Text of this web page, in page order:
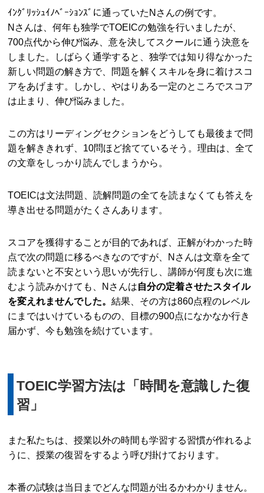
ｲﾝｸﾞﾘｯｼｭｲﾉﾍﾞｰｼｮﾝｽﾞに通っていたNさんの例です。
Nさんは、何年も独学でTOEICの勉強を行いましたが、
700点代から伸び悩み、意を決してスクールに通う決意を
しました。しばらく通学すると、独学では知り得なかった
新しい問題の解き方で、問題を解くスキルを身に着けスコ
アをあげます。しかし、やはりある一定のところでスコア
は止まり、伸び悩みました。
この方はリーディングセクションをどうしても最後まで問
題を解ききれず、10問ほど捨てているそう。理由は、全て
の文章をしっかり読んでしまうから。
TOEICは文法問題、読解問題の全てを読まなくても答えを
導き出せる問題がたくさんあります。
スコアを獲得することが目的であれば、正解がわかった時
点で次の問題に移るべきなのですが、Nさんは文章を全て
読まないと不安という思いが先行し、講師が何度も次に進
むよう読みかけても、Nさんは自分の定着させたスタイル
を変えれませんでした。結果、その方は860点程のレベル
にまではいけているものの、目標の900点になかなか行き
届かず、今も勉強を続けています。
TOEIC学習方法は「時間を意識した復
習」
また私たちは、授業以外の時間も学習する習慣が作れるよ
うに、授業の復習をするよう呼び掛けております。
本番の試験は当日までどんな問題が出るかわかりません。